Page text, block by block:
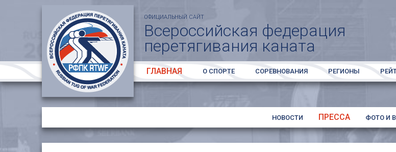
ОФИЦИАЛЬНЫЙ САЙТ
Всероссийская федерация
перетягивания каната
ГЛАВНАЯ О СПОРТЕ СОРЕВНОВАНИЯ РЕГИОНЫ
НОВОСТИ ПРЕССА ФОТО И